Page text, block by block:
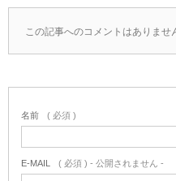
この記事へのコメントはありませ
名前 ( 必須 )
E-MAIL ( 必須 ) - 公開されません -